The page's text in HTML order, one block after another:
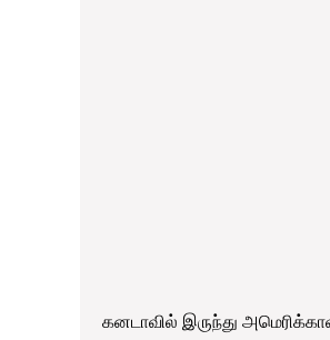
கனடாவில் இருந்து